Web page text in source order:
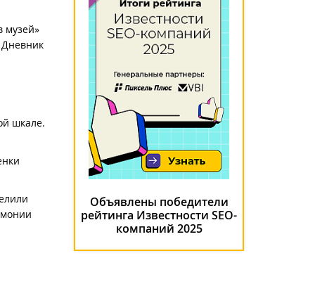
музей»
шкале.
Объявлены победители
рейтинга Известности SEO-
компаний 2025